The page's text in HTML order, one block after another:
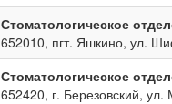
Стоматологическое
652010, пгт. Яшкино, ул.
Стоматологическое
652420, г. Березовский, ул.